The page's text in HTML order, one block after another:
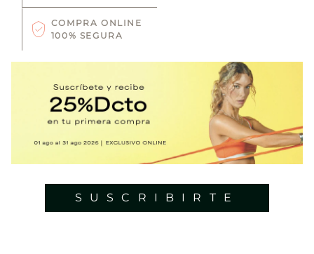
COMPRA ONLINE
100% SEGURA
SUSCRIBIRTE